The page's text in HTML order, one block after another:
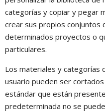
categorías y copiar y pegar
crear sus propios conjuntos
determinados proyectos o
particulares.
Los materiales y categorías
usuario pueden ser
estándar que están
predeterminada no se